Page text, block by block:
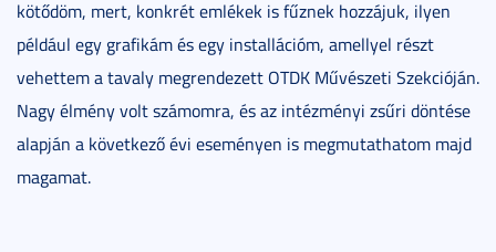
kötődöm, mert, konkrét emlékek is fűznek hozzájuk, ilyen
például egy grafikám és egy installációm, amellyel részt
vehettem a tavaly megrendezett OTDK Művészeti Szekcióján.
Nagy élmény volt számomra, és az intézményi zsűri döntése
alapján a következő évi eseményen is megmutathatom majd
magamat.